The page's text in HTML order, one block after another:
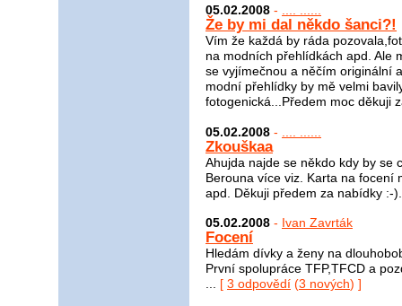
05.02.2008 -
Že by mi dal někdo šanci?!
Vím že každá by ráda
na modních přehlídkách apd. Ale
se vyjímečnou a něčím originální
modní přehlídky by mě velmi
fotogenická...Předem moc děkuji
05.02.2008 -
Zkouškaa
Ahujda najde se někdo kdy by se
Berouna více viz. Karta na focení
apd. Děkuji předem za nabídky :-
05.02.2008 - Ivan Zavrták
Focení
Hledám dívky a ženy na
První spolupráce TFP,TFCD a
... [ 3 odpovědí (3 nových) ]